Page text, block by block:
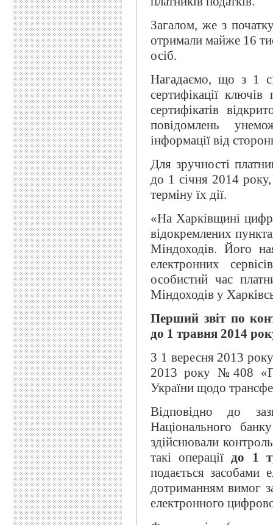
Загалом, же з
отримали майже 16
осіб.
Нагадаємо, що з 1
сертифікації
сертифікатів
повідомлень
інформації від
Для зручності
до 1 січня 2014 року,
терміну їх дії.
«На Харківщині
відокремлених
Міндоходів. Його
електронних
особистий час
Міндоходів у
Перший звіт по
до 1 травня 2014
З 1 вересня 2013
2013 року №408
України щодо
Відповідно до
Національного
здійснювали
такі операціїдо 1
подається засобами
дотриманням вимог
електронного